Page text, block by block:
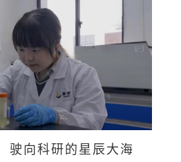
驶向科研的星辰大海